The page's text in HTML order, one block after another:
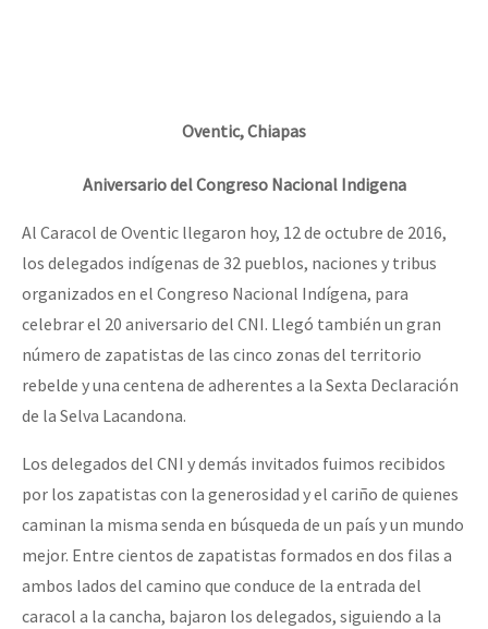
Fotorreportaje
Otras secciones
Semillero Guerra contra la Humanidad. (Las poblaciones y
la naturaleza bajo asedio)
Medios Libres
COVID-19
Eventos
Contacto
Se o México sabe, que o mundo saiba! Nossas lutas pela
[25 abr – CDMX] Tokín por el CNI: 30 años de Resistencia y
Oventic, Chiapas
Aniversario del Congreso Nacional Indigena
Al Caracol de Oventic llegaron hoy, 12 de octubre de 2016,
los delegados indígenas de 32 pueblos, naciones y tribus
organizados en el Congreso Nacional Indígena, para
celebrar el 20 aniversario del CNI. Llegó también un gran
número de zapatistas de las cinco zonas del territorio
rebelde y una centena de adherentes a la Sexta Declaración
de la Selva Lacandona.
Los delegados del CNI y demás invitados fuimos recibidos
por los zapatistas con la generosidad y el cariño de quienes
caminan la misma senda en búsqueda de un país y un mundo
mejor. Entre cientos de zapatistas formados en dos filas a
ambos lados del camino que conduce de la entrada del
caracol a la cancha, bajaron los delegados, siguiendo a la